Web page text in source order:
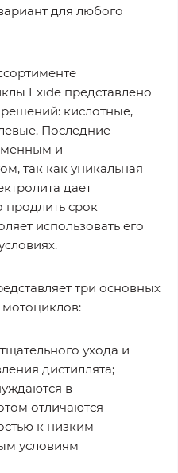
для любого
Exide представлено
кислотные,
Последние
и
так как уникальная
дает
продлить срок
использовать его
три основных
ухода и
дистиллята;
в
отличаются
к низким
условиям